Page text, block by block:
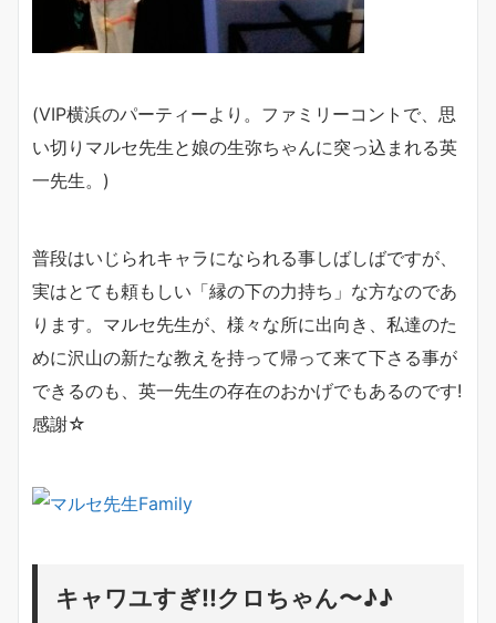
(VIP横浜のパーティーより。ファミリーコントで、思
い切りマルセ先生と娘の生弥ちゃんに突っ込まれる英
一先生。)
普段はいじられキャラになられる事しばしばですが、
実はとても頼もしい「縁の下の力持ち」な方なのであ
ります。マルセ先生が、様々な所に出向き、私達のた
めに沢山の新たな教えを持って帰って来て下さる事が
できるのも、英一先生の存在のおかげでもあるのです!
感謝☆
キャワユすぎ!!クロちゃん〜♪♪